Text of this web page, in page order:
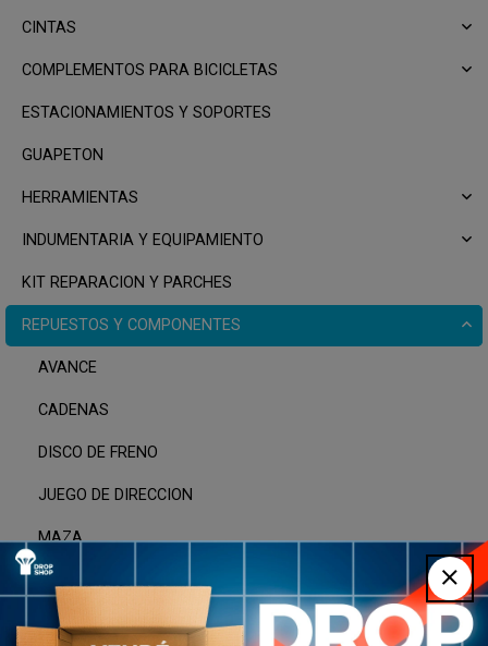
CINTAS
COMPLEMENTOS PARA BICICLETAS
ESTACIONAMIENTOS Y SOPORTES
GUAPETON
HERRAMIENTAS
INDUMENTARIA Y EQUIPAMIENTO
KIT REPARACION Y PARCHES
REPUESTOS Y COMPONENTES
AVANCE
CADENAS
DISCO DE FRENO
JUEGO DE DIRECCION
MAZA
PUNTA DE CABLE
TACOS DE FRENO